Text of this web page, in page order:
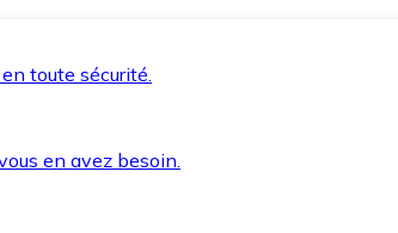
toute sécurité.
en avez besoin.